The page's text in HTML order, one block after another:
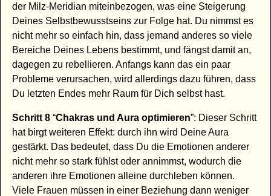
der Milz-Meridian miteinbezogen, was eine Steigerung
Deines Selbstbewusstseins zur Folge hat. Du nimmst es
nicht mehr so einfach hin, dass jemand anderes so viele
Bereiche Deines Lebens bestimmt, und fängst damit an,
dagegen zu rebellieren. Anfangs kann das ein paar
Probleme verursachen, wird allerdings dazu führen, dass
Du letzten Endes mehr Raum für Dich selbst hast.
Schritt 8“Chakras und Aura optimieren”: Dieser Schritt
hat birgt weiteren Effekt: durch ihn wird Deine Aura
gestärkt. Das bedeutet, dass Du die Emotionen anderer
nicht mehr so stark fühlst oder annimmst, wodurch die
anderen ihre Emotionen alleine durchleben können.
Viele Frauen müssen in einer Beziehung dann weniger